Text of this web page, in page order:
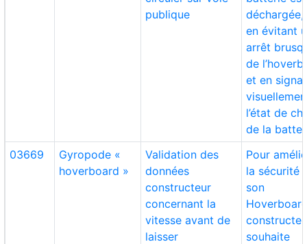
publique
en évitant
arrêt
de
et en
l’état de
de la
03669
Gyropode «
hoverboard »
Validation des
données
constructeur
concernant la
vitesse avant de
laisser
Pour
la sécurité
son
souhaite